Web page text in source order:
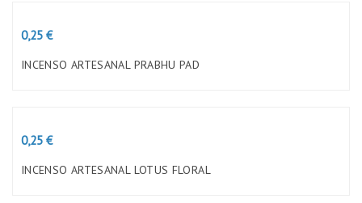
Preço
0,25 €
INCENSO ARTESANAL PRABHU PAD
Preço
0,25 €
INCENSO ARTESANAL LOTUS FLORAL